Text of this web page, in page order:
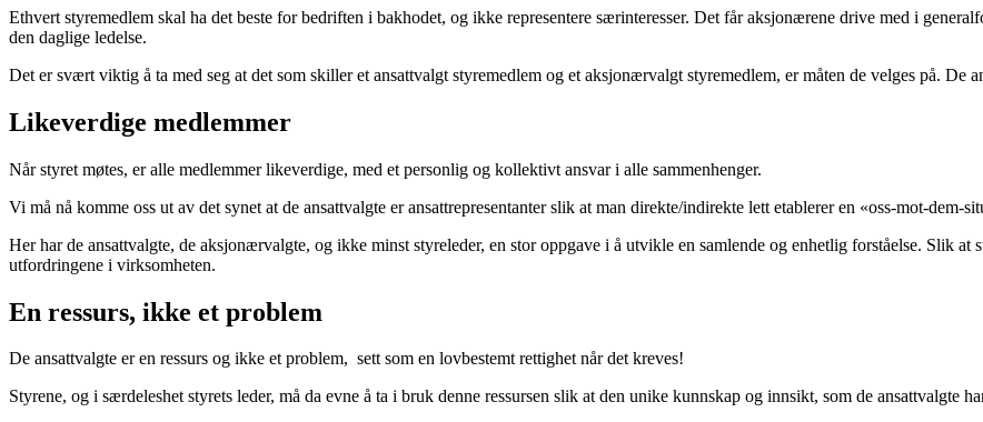
Ethvert styremedlem skal ha det beste for bedriften i bakhodet, og ikke representere særinteresser. Det får aksjonærene drive med i
den daglige ledelse.
Det er svært viktig å ta med seg at det som skiller et ansattvalgt styremedlem og et aksjonærvalgt styremedlem, er måten de velges på. De
Likeverdige medlemmer
Når styret møtes, er alle medlemmer likeverdige, med et personlig og kollektivt ansvar i alle sammenhenger.
Vi må nå komme oss ut av det synet at de ansattvalgte er ansattrepresentanter slik at man direkte/indirekte lett etablerer en «oss-mot-dem-
Her har de ansattvalgte, de aksjonærvalgte, og ikke minst styreleder, en stor oppgave i å utvikle en samlende og enhetlig forståelse. Slik
utfordringene i virksomheten.
En ressurs, ikke et problem
De ansattvalgte er en ressurs og ikke et problem, sett som en lovbestemt rettighet når det kreves!
Styrene, og i særdeleshet styrets leder, må da evne å ta i bruk denne ressursen slik at den unike kunnskap og innsikt, som de ansattvalgte